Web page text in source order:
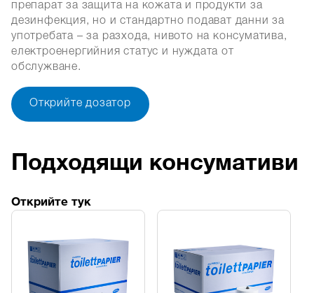
препарат за защита на кожата и продукти за
дезинфекция, но и стандартно подават данни за
употребата – за разхода, нивото на консуматива,
електроенергийния статус и нуждата от
обслужване.
Открийте дозатор
Подходящи консумативи
Открийте тук